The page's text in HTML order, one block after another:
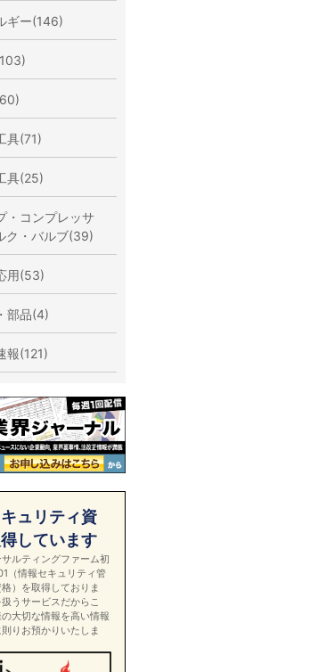
ギー(146)
具(71)
具(25)
・コンプレッサ
ク・バルブ(39)
用(53)
部品(4)
報(121)
ュリティ資
しています
ルティングファーム初
（情報セキュリティ管
）を取得しておりま
うサービスだからこ
大切な情報を高い情報
りお預かりいたしま